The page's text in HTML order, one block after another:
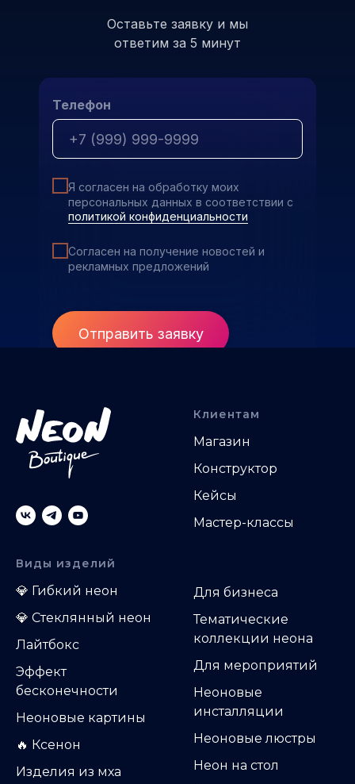
Телефон
Я согласен на обработку моих
персональных данных в соответствии с
политикой конфиденциальности
Согласен на получение новостей и
рекламных предложений
Отправить заявку
Оставьте заявку и мы
ответим за 5 минут
Клиентам
Магазин
Конструктор
Кейсы
Мастер-классы
Виды изделий
💎 Гибкий неон
💎 Стеклянный неон
Лайтбокс
Эффект
бесконечности
Неоновые картины
🔥 Ксенон
Изделия из мха
Для бизнеса
Тематические
коллекции неона
Для мероприятий
Неоновые
инсталляции
Неоновые люстры
Неон на стол